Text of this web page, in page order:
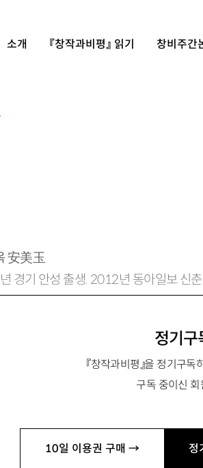
소개 『창작과비평』 읽기 창비주간
정기구
『창작과비평』을 정기구
구독 중이신
10일 이용권 구매 → 정
安美玉
경기 안성 출생. 2012년 동아일보 신